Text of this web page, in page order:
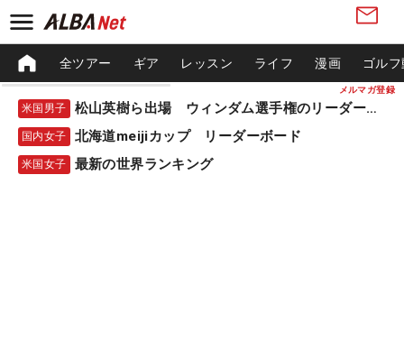
メルマガ登録
全ツアー ギア レッスン ライフ 漫画 ゴル
米国男子 松山英樹ら出場 ウィンダム選手権のリーダーボード
国内女子 北海道meijiカップ リーダーボード
米国女子 最新の世界ランキング